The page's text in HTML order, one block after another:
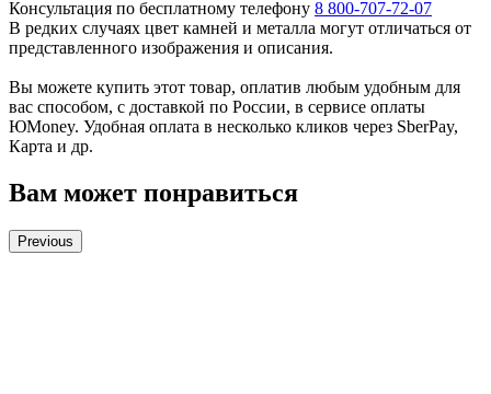
Консультация по бесплатному телефону 8 800-707-72-07
В редких случаях цвет камней и металла могут отличаться от
представленного изображения и описания.
Вы можете купить этот товар, оплатив любым удобным для
вас способом, с доставкой по России, в сервисе оплаты
ЮMoney. Удобная оплата в несколько кликов через SberPay,
Карта и др.
Вам может понравиться
Previous